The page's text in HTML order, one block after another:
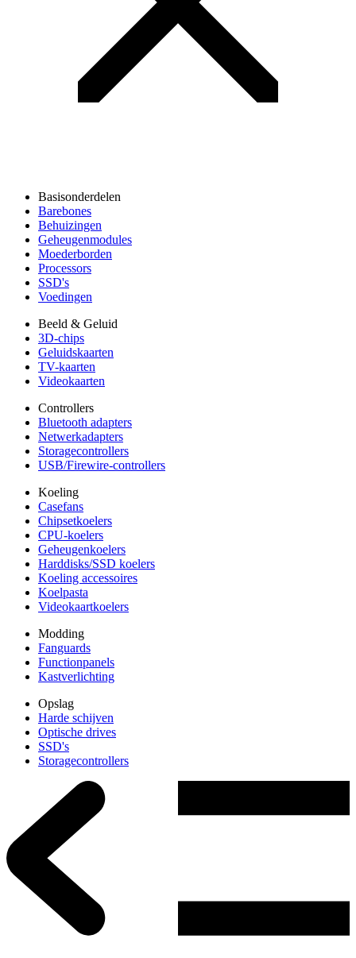
Basisonderdelen
Barebones
Behuizingen
Geheugenmodules
Moederborden
Processors
SSD's
Voedingen
Beeld & Geluid
3D-chips
Geluidskaarten
TV-kaarten
Videokaarten
Controllers
Bluetooth adapters
Netwerkadapters
Storagecontrollers
USB/Firewire-controllers
Koeling
Casefans
Chipsetkoelers
CPU-koelers
Geheugenkoelers
Harddisks/SSD koelers
Koeling accessoires
Koelpasta
Videokaartkoelers
Modding
Fanguards
Functionpanels
Kastverlichting
Opslag
Harde schijven
Optische drives
SSD's
Storagecontrollers